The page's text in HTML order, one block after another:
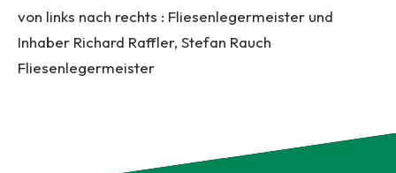
von links nach rechts : Fliesenlegermeister und
Inhaber Richard Raffler, Stefan Rauch
Fliesenlegermeister